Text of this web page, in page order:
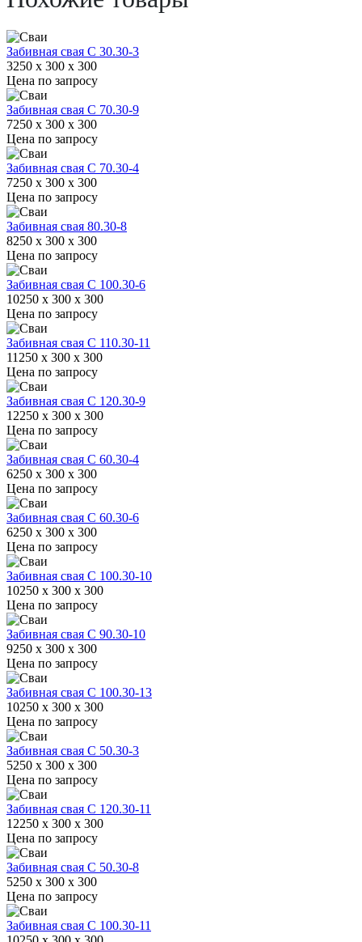
Забивная свая С 30.30-3
3250 x 300 x 300
Цена по запросу
Забивная свая С 70.30-9
7250 x 300 x 300
Цена по запросу
Забивная свая С 70.30-4
7250 x 300 x 300
Цена по запросу
Забивная свая 80.30-8
8250 x 300 x 300
Цена по запросу
Забивная свая С 100.30-6
10250 x 300 x 300
Цена по запросу
Забивная свая С 110.30-11
11250 x 300 x 300
Цена по запросу
Забивная свая С 120.30-9
12250 x 300 x 300
Цена по запросу
Забивная свая С 60.30-4
6250 x 300 x 300
Цена по запросу
Забивная свая С 60.30-6
6250 x 300 x 300
Цена по запросу
Забивная свая С 100.30-10
10250 x 300 x 300
Цена по запросу
Забивная свая С 90.30-10
9250 x 300 x 300
Цена по запросу
Забивная свая С 100.30-13
10250 x 300 x 300
Цена по запросу
Забивная свая С 50.30-3
5250 x 300 x 300
Цена по запросу
Забивная свая С 120.30-11
12250 x 300 x 300
Цена по запросу
Забивная свая С 50.30-8
5250 x 300 x 300
Цена по запросу
Забивная свая С 100.30-11